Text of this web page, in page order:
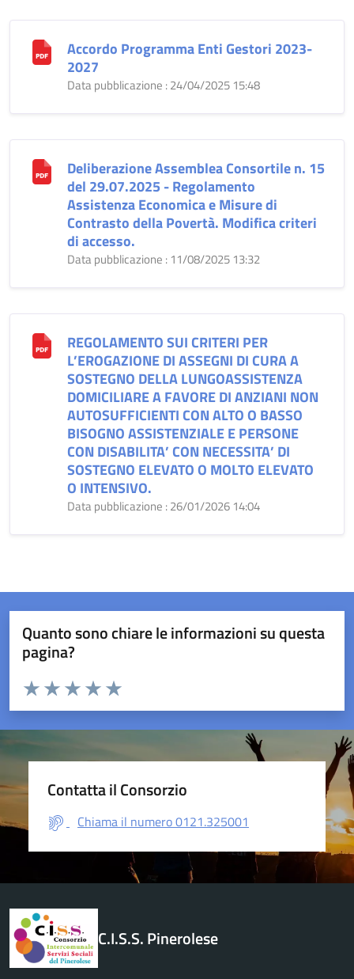
Accordo Programma Enti Gestori 2023-
2027
Data pubblicazione : 24/04/2025 15:48
Deliberazione Assemblea Consortile n. 15
del 29.07.2025 - Regolamento
Assistenza Economica e Misure di
Contrasto della Povertà. Modifica criteri
di accesso.
Data pubblicazione : 11/08/2025 13:32
REGOLAMENTO SUI CRITERI PER
L’EROGAZIONE DI ASSEGNI DI CURA A
SOSTEGNO DELLA LUNGOASSISTENZA
DOMICILIARE A FAVORE DI ANZIANI NON
AUTOSUFFICIENTI CON ALTO O BASSO
BISOGNO ASSISTENZIALE E PERSONE
CON DISABILITA’ CON NECESSITA’ DI
SOSTEGNO ELEVATO O MOLTO ELEVATO
O INTENSIVO.
Data pubblicazione : 26/01/2026 14:04
Quanto sono chiare le informazioni su questa
pagina?
Valuta da 1 a 5 stelle la pagina
Valuta 5 stelle su 5
Valuta 4 stelle su 5
Valuta 3 stelle su 5
Valuta 2 stelle su 5
Valuta 1 stelle su 5
Contatta il Consorzio
Chiama il numero 0121.325001
C.I.S.S. Pinerolese